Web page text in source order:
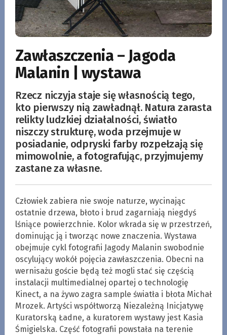
Zawłaszczenia – Jagoda
Malanin | wystawa
Rzecz niczyja staje się własnością tego,
kto pierwszy nią zawładnął. Natura zarasta
relikty ludzkiej działalności, światło
niszczy strukturę, woda przejmuje w
posiadanie, odpryski farby rozpełzają się
mimowolnie, a fotografując, przyjmujemy
zastane za własne.
Człowiek zabiera nie swoje naturze, wycinając
ostatnie drzewa, błoto i brud zagarniają niegdyś
lśniące powierzchnie. Kolor wkrada się w przestrzeń,
dominując ją i tworząc nowe znaczenia. Wystawa
obejmuje cykl fotografii Jagody Malanin swobodnie
oscylujący wokół pojęcia zawłaszczenia. Obecni na
wernisażu goście będą też mogli stać się częścią
instalacji multimedialnej opartej o technologię
Kinect, a na żywo zagra sample światła i błota Michał
Mrozek. Artyści współtworzą Niezależną Inicjatywę
Kuratorską Ładne, a kuratorem wystawy jest Kasia
Śmigielska. Część fotografii powstała na terenie